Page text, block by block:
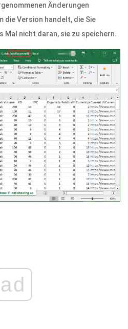
Änderungen
die Version handelt, die Sie
Mal nicht daran, sie zu speichern.
ad